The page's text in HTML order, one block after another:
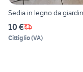
Sedia in legno da
10 €
Cittiglio(VA)